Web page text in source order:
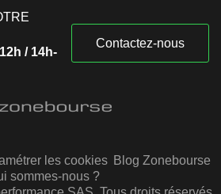
/ 14h-
Contactez-nous
les cookies Blog Zonebourse
sommes-nous ?